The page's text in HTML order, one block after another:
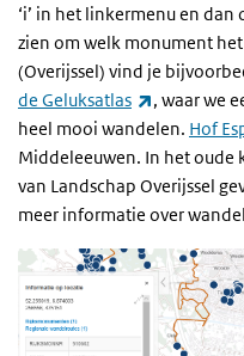
‘i’ in het linkermenu en
zien om welk monument
(Overijssel) vind je
de Geluksatlas
(externe
, waar we
heel mooi wandelen. Hof
Middeleeuwen. In het oude
van Landschap Overijssel
meer informatie over